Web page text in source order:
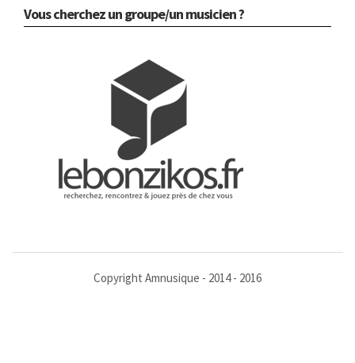
Vous cherchez un groupe/un musicien ?
Copyright Amnusique - 2014 - 2016